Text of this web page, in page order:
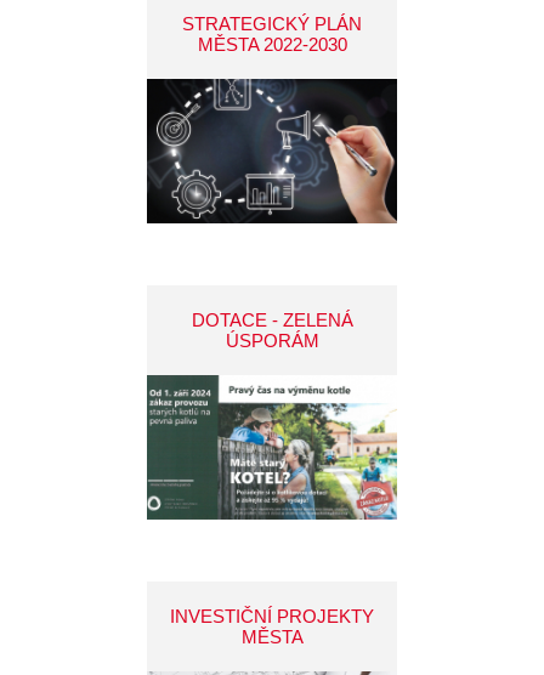
STRATEGICKÝ PLÁN
MĚSTA 2022-2030
DOTACE - ZELENÁ
ÚSPORÁM
INVESTIČNÍ PROJEKTY
MĚSTA